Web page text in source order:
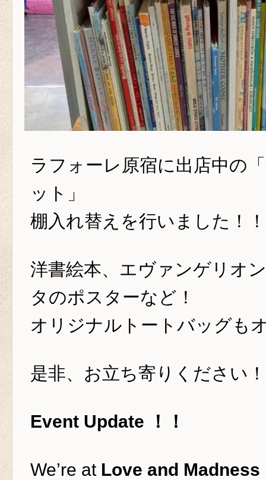
ラフォーレ原宿に出店中の
ット」
棚入れ替えを行いました！！
洋書絵本、エヴァンゲリオ
タのポスターなど！
オリジナルトートバッグも
是非、お立ち寄りください
Event Update ！！
We’re at Love and Madness